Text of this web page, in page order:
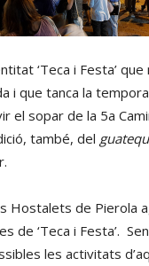
‘Teca i Festa’
i que tanca la
el sopar de la 5a
també, del
Hostalets de Pierola
de ‘Teca i Festa’.
les activitats